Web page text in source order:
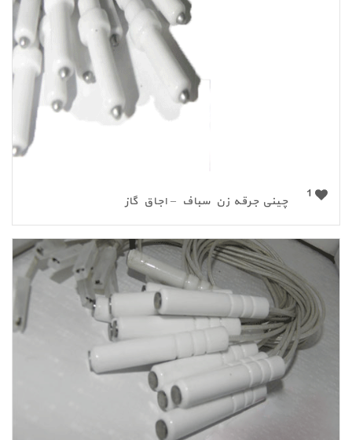
1 چینی جرقه زن سباف – اجاق گاز